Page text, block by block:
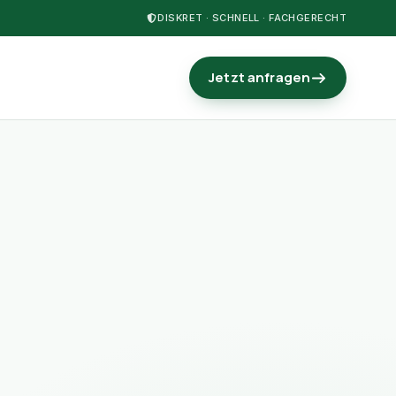
DISKRET · SCHNELL · FACHGERECHT
Jetzt anfragen